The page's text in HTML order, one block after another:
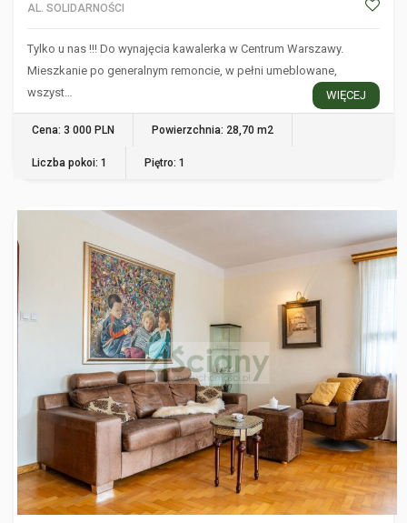
AL. SOLIDARNOŚCI
Tylko u nas !!! Do wynajęcia kawalerka w Centrum Warszawy.
Mieszkanie po generalnym remoncie, w pełni umeblowane,
wszyst…
WIĘCEJ
Cena: 3 000 PLN Powierzchnia: 28,70 m2
Liczba pokoi: 1 Piętro: 1